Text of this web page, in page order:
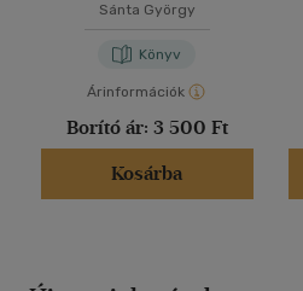
Sánta György
Könyv
Árinformációk
Borító ár: 3 500 Ft
Kosárba